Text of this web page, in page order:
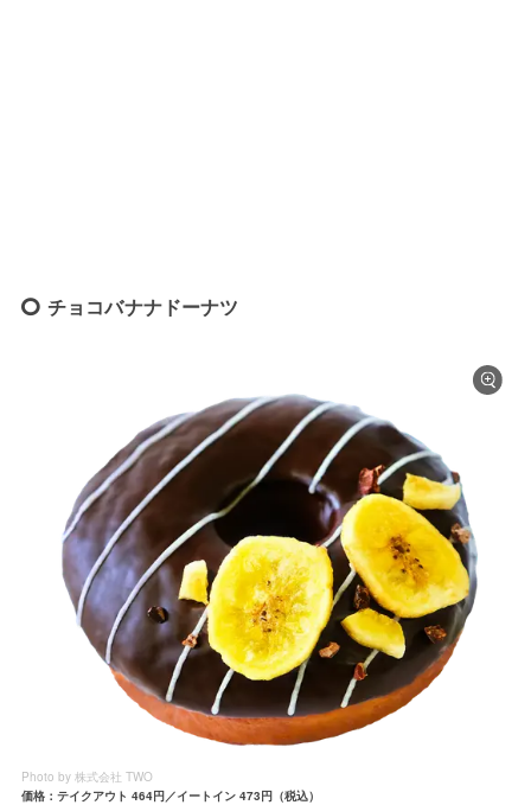
チョコバナナドーナツ
Photo by 株式会社 TWO
価格：テイクアウト 464円／イートイン 473円（税込）